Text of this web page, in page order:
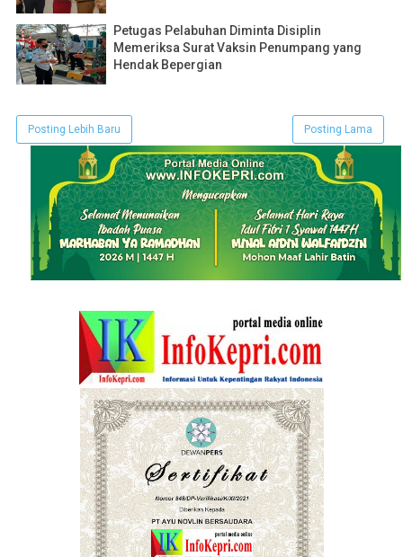
Petugas Pelabuhan Diminta Disiplin
Memeriksa Surat Vaksin Penumpang yang
Hendak Bepergian
Posting Lebih Baru Posting Lama